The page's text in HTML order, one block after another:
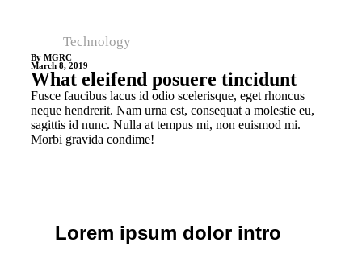
Technology
By MGRC
March 8, 2019
What eleifend posuere tincidunt
Fusce faucibus lacus id odio scelerisque, eget rhoncus
neque hendrerit. Nam urna est, consequat a molestie eu,
sagittis id nunc. Nulla at tempus mi, non euismod mi.
Morbi gravida condime!
Lorem ipsum dolor intro